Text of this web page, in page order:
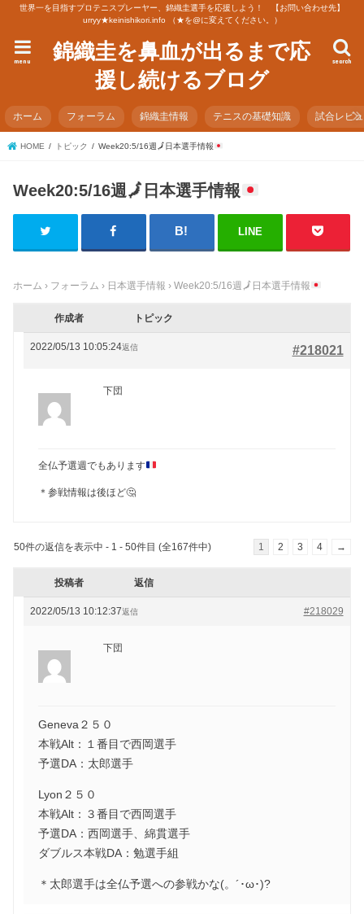
世界一を目指すプロテニスプレーヤー、錦織圭選手を応援しよう！ 【お問い合わせ先】
urryy★keinishikori.info （★を@に変えてください。）
錦織圭を鼻血が出るまで応
援し続けるブログ
search
menu
ホーム フォーラム 錦織圭情報 テニスの基礎知識 試合レビ
HOME トピック Week20:5/16週🗾日本選手情報
Week20:5/16週🗾 日本選手情報
LINE
ホーム › フォーラム › 日本選手情報 › Week20:5/16週🗾 日本選手情報
作成者 トピック
2022/05/13 10:05:24 #218021
返信
下団
全仏予選週でもあります
＊参戦情報は後ほど🤔
50件の返信を表示中 - 1 - 50件目 (全167件中) 1 2 3 4 →
投稿者 返信
2022/05/13 10:12:37 #218029
返信
下団
Geneva２５０
本戦Alt：１番目で西岡選手
予選DA：太郎選手
Lyon２５０
本戦Alt：３番目で西岡選手
予選DA：西岡選手、綿貫選手
ダブルス本戦DA：勉選手組
＊太郎選手は全仏予選への参戦かな(。´･ω･)?